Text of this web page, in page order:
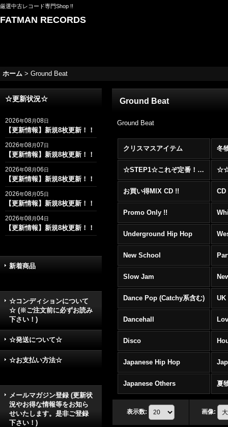
厳選中古レコード専門Shop !!
FATMAN RECORDS
ホーム > Ground Beat
☆更新状況☆
2026年08月08日
【更新情報】新規8枚更新！！
2026年08月07日
【更新情報】新規8枚更新！！
2026年08月06日
【更新情報】新規8枚更新！！
2026年08月05日
【更新情報】新規8枚更新！！
2026年08月04日
【更新情報】新規8枚更新！！
新着商品
☆コンディションについて
☆ (※ご注文前に必ずお読み
下さい！)
☆発送について☆
☆お支払い方法☆
メールマガジン登録 (更新状
況やお得な情報等をお知ら
せいたします。是非ご登録
下さい！)
Ground Beat
Ground Beat
クリスマスアイテム 冬
☆STEP1☆これぞ定番！！まずはここから！2000年代R&BフロアヒットBest 100 !!!
お買い得MIX CD !!
Promo Only !!
Underground Hip Hop
New School
Slow Jam
Dance Pop (Catchy系含む) UK
Dancehall
Disco
Japanese Hip Hop
Japanese Others 夏
表示数: 画像: